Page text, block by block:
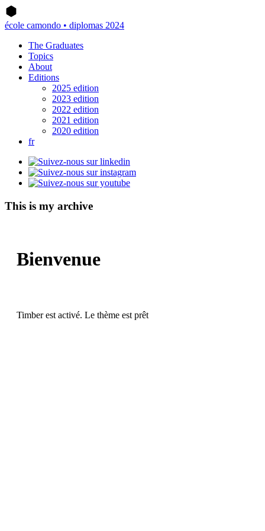
école camondo • diplomas 2024
The Graduates
Topics
About
Editions
2025 edition
2023 edition
2022 edition
2021 edition
2020 edition
fr
This is my archive
Bienvenue
Timber est activé. Le thème est prêt